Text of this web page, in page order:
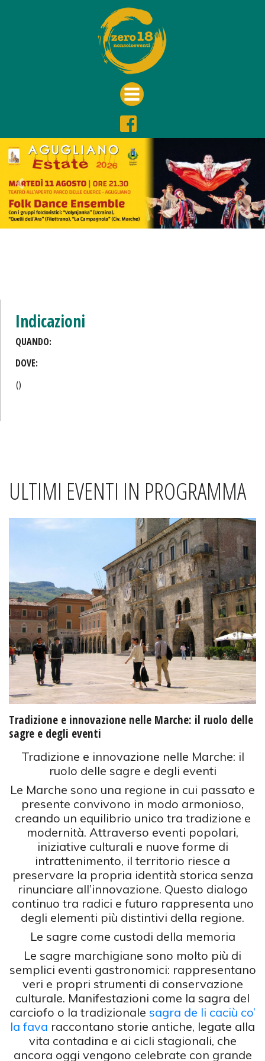
Previous Next
Indicazioni
QUANDO:
DOVE:
()
ULTIMI EVENTI IN PROGRAMMA
Tradizione e innovazione nelle Marche: il ruolo delle
sagre e degli eventi
Tradizione e innovazione nelle Marche: il
ruolo delle sagre e degli eventi
Le Marche sono una regione in cui passato e
presente convivono in modo armonioso,
creando un equilibrio unico tra tradizione e
modernità. Attraverso eventi popolari,
iniziative culturali e nuove forme di
intrattenimento, il territorio riesce a
preservare la propria identità storica senza
rinunciare all’innovazione. Questo dialogo
continuo tra radici e futuro rappresenta uno
degli elementi più distintivi della regione.
Le sagre come custodi della memoria
Le sagre marchigiane sono molto più di
semplici eventi gastronomici: rappresentano
veri e propri strumenti di conservazione
culturale. Manifestazioni come la sagra del
carciofo o la tradizionale sagra de li caciù co’
la fava raccontano storie antiche, legate alla
vita contadina e ai cicli stagionali, che
ancora oggi vengono celebrate con grande